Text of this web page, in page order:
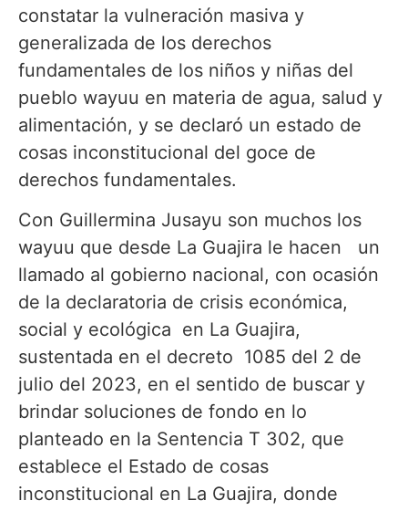
constatar la vulneración masiva y
generalizada de los derechos
fundamentales de los niños y niñas del
pueblo wayuu en materia de agua, salud y
alimentación, y se declaró un estado de
cosas inconstitucional del goce de
derechos fundamentales.
Con Guillermina Jusayu son muchos los
wayuu que desde La Guajira le hacen un
llamado al gobierno nacional, con ocasión
de la declaratoria de crisis económica,
social y ecológica en La Guajira,
sustentada en el decreto 1085 del 2 de
julio del 2023, en el sentido de buscar y
brindar soluciones de fondo en lo
planteado en la Sentencia T 302, que
establece el Estado de cosas
inconstitucional en La Guajira, donde